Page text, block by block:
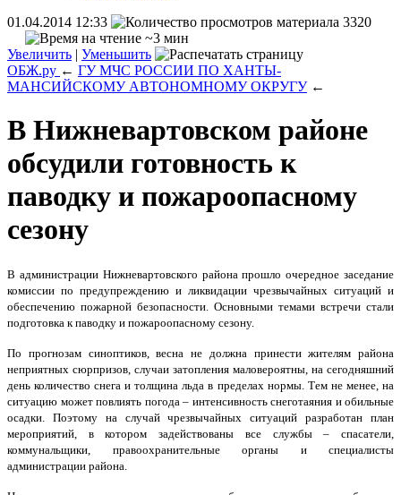
01.04.2014 12:33
3320
~3 мин
Увеличить | Уменьшить
ОБЖ.ру ← ГУ МЧС РОССИИ ПО ХАНТЫ-
МАНСИЙСКОМУ АВТОНОМНОМУ ОКРУГУ←
В Нижневартовском районе
обсудили готовность к
паводку и пожароопасному
сезону
В администрации Нижневартовского района прошло очередное заседание
комиссии по предупреждению и ликвидации чрезвычайных ситуаций и
обеспечению пожарной безопасности. Основными темами встречи стали
подготовка к паводку и пожароопасному сезону.
По прогнозам синоптиков, весна не должна принести жителям района
неприятных сюрпризов, случаи затопления маловероятны, на сегодняшний
день количество снега и толщина льда в пределах нормы. Тем не менее, на
ситуацию может повлиять погода – интенсивность снеготаяния и обильные
осадки. Поэтому на случай чрезвычайных ситуаций разработан план
мероприятий, в котором задействованы все службы – спасатели,
коммунальщики, правоохранительные органы и специалисты
администрации района.